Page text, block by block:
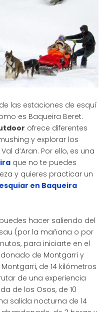
las estaciones de esquí
es Baqueira Beret.
ofrece diferentes
y explorar los
d’Aran. Por ello, es una
que no te puedes
y quieres practicar un
esquiar en Baqueira
hacer saliendo del
(por la mañana o por
para iniciarte en el
de Montgarri y
de 14 kilómetros
de una experiencia
de los Osos, de 10
salida nocturna de 14